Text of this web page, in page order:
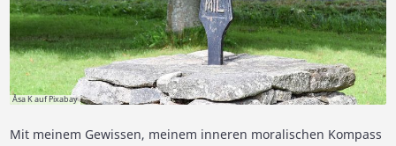
Åsa K auf Pixabay
Mit meinem Gewissen, meinem inneren moralischen Kompass